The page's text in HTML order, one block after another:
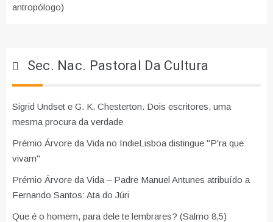
antropólogo)
Sec. Nac. Pastoral Da Cultura
Sigrid Undset e G. K. Chesterton. Dois escritores, uma
mesma procura da verdade
Prémio Árvore da Vida no IndieLisboa distingue "P'ra que
vivam"
Prémio Árvore da Vida – Padre Manuel Antunes atribuído a
Fernando Santos: Ata do Júri
Que é o homem, para dele te lembrares? (Salmo 8,5)